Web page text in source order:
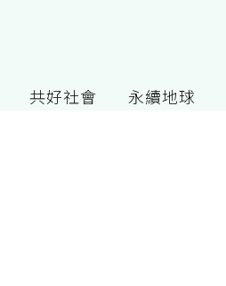
共好社會 永續地球